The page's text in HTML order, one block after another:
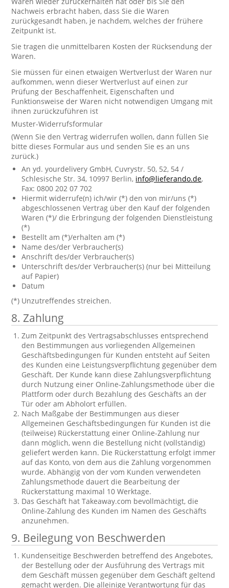
Nachweis erbracht haben, dass Sie die Waren
zurückgesandt haben, je nachdem, welches der frühere
Zeitpunkt ist.
Sie tragen die unmittelbaren Kosten der Rücksendung der
Waren.
Sie müssen für einen etwaigen Wertverlust der Waren nur
aufkommen, wenn dieser Wertverlust auf einen zur
Prüfung der Beschaffenheit, Eigenschaften und
Funktionsweise der Waren nicht notwendigen Umgang mit
ihnen zurückzuführen ist
Muster-Widerrufsformular
(Wenn Sie den Vertrag widerrufen wollen, dann füllen Sie
bitte dieses Formular aus und senden Sie es an uns
zurück.)
An yd. yourdelivery GmbH, Cuvrystr. 50, 52, 54 /
Schlesische Str. 34, 10997 Berlin, info@lieferando.de,
Fax: 0800 202 07 702
Hiermit widerrufe(n) ich/wir (*) den von mir/uns (*)
abgeschlossenen Vertrag über den Kauf der folgenden
Waren (*)/ die Erbringung der folgenden Dienstleistung
(*)
Bestellt am (*)/erhalten am (*)
Name des/der Verbraucher(s)
Anschrift des/der Verbraucher(s)
Unterschrift des/der Verbraucher(s) (nur bei Mitteilung
auf Papier)
Datum
(*) Unzutreffendes streichen.
8. Zahlung
Zum Zeitpunkt des Vertragsabschlusses entsprechend
den Bestimmungen aus vorliegenden Allgemeinen
Geschäftsbedingungen für Kunden entsteht auf Seiten
des Kunden eine Leistungsverpflichtung gegenüber dem
Geschäft. Der Kunde kann diese Zahlungsverpflichtung
durch Nutzung einer Online-Zahlungsmethode über die
Plattform oder durch Bezahlung des Geschäfts an der
Tür oder am Abholort erfüllen.
Nach Maßgabe der Bestimmungen aus dieser
Allgemeinen Geschäftsbedingungen für Kunden ist die
(teilweise) Rückerstattung einer Online-Zahlung nur
dann möglich, wenn die Bestellung nicht (vollständig)
geliefert werden kann. Die Rückerstattung erfolgt immer
auf das Konto, von dem aus die Zahlung vorgenommen
wurde. Abhängig von der vom Kunden verwendeten
Zahlungsmethode dauert die Bearbeitung der
Rückerstattung maximal 10 Werktage.
Das Geschäft hat Takeaway.com bevollmächtigt, die
Online-Zahlung des Kunden im Namen des Geschäfts
anzunehmen.
9. Beilegung von Beschwerden
Kundenseitige Beschwerden betreffend des Angebotes,
der Bestellung oder der Ausführung des Vertrags mit
dem Geschäft müssen gegenüber dem Geschäft geltend
gemacht werden. Die alleinige Verantwortung für das